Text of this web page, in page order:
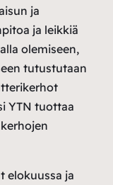
ja
ja leikkiä
olemiseen,
tutustutaan
YTN tuottaa
elokuussa ja